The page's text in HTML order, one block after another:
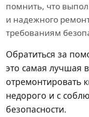
помнить, что
и надежного
требованиям
Обратиться за
это самая лучшая
отремонтировать
недорого и с
безопасности.